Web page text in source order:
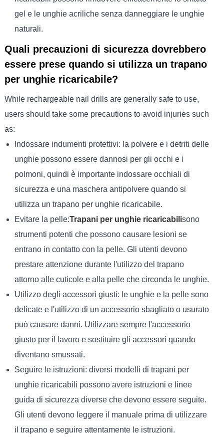
gel e le unghie acriliche senza danneggiare le unghie
naturali.
Quali precauzioni di sicurezza dovrebbero
essere prese quando si utilizza un trapano
per unghie ricaricabile?
While rechargeable nail drills are generally safe to use,
users should take some precautions to avoid injuries such
as:
Indossare indumenti protettivi: la polvere e i detriti delle
unghie possono essere dannosi per gli occhi e i
polmoni, quindi è importante indossare occhiali di
sicurezza e una maschera antipolvere quando si
utilizza un trapano per unghie ricaricabile.
Evitare la pelle:Trapani per unghie ricaricabilisono
strumenti potenti che possono causare lesioni se
entrano in contatto con la pelle. Gli utenti devono
prestare attenzione durante l'utilizzo del trapano
attorno alle cuticole e alla pelle che circonda le unghie.
Utilizzo degli accessori giusti: le unghie e la pelle sono
delicate e l'utilizzo di un accessorio sbagliato o usurato
può causare danni. Utilizzare sempre l'accessorio
giusto per il lavoro e sostituire gli accessori quando
diventano smussati.
Seguire le istruzioni: diversi modelli di trapani per
unghie ricaricabili possono avere istruzioni e linee
guida di sicurezza diverse che devono essere seguite.
Gli utenti devono leggere il manuale prima di utilizzare
il trapano e seguire attentamente le istruzioni.